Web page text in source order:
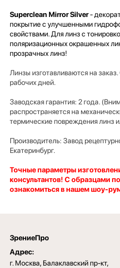
Superclean Mirror Silver-
покрытие с улучшенными
свойствами. Для линз с
поляризационных окрашенных
прозрачных линз!
Линзы изготавливаются на
рабочих дней.
Заводская гарантия: 2 года.
распространяется на
термические повреждения линз
Производитель: Завод
Екатеринбург.
Точные параметры
консультантов! С образцами
ознакомиться в нашем шоу-
ЗрениеПро
Адрес:
г. Москва, Балаклавский пр-кт,